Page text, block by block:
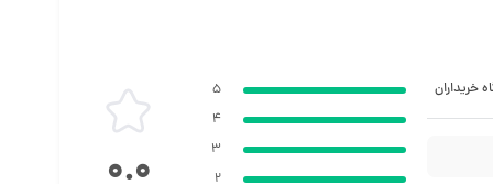
خریداران
5
4
3
2
0.0